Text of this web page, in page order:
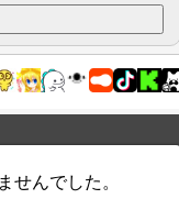
せんでした。